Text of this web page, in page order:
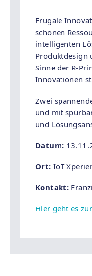
Frugale
schonen
intelligenten
Produktdesign
Sinne der R-
Innovationen
Zwei
und mit
und
Datum:
Ort: IoT
Kontakt:
Hier geht es